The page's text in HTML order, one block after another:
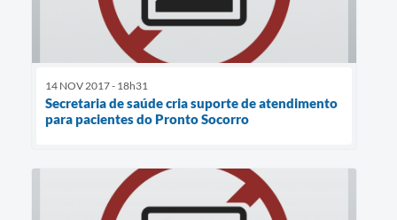
14 NOV 2017 - 18h31
Secretaria de saúde cria suporte de atendimento
para pacientes do Pronto Socorro